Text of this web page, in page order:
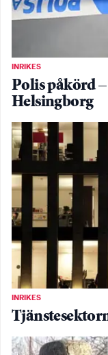
INRIKES
Polis påkörd
Helsingborg
INRIKES